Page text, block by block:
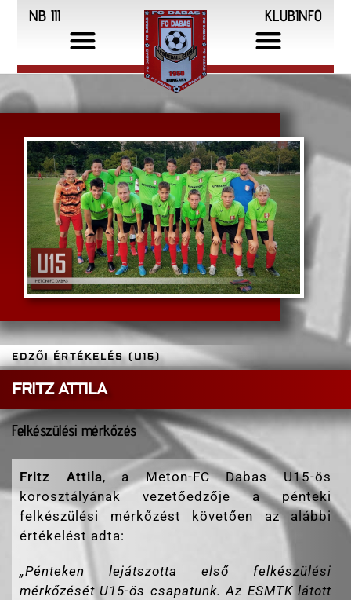
NB III KLUBINFO
EDZŐI ÉRTÉKELÉS (U15)
FRITZ ATTILA
Felkészülési mérkőzés
Fritz Attila, a Meton-FC Dabas U15-ös
korosztályának vezetőedzője a pénteki
felkészülési mérkőzést követően az alábbi
értékelést adta:
„Pénteken lejátszotta első felkészülési
mérkőzését U15-ös csapatunk. Az ESMTK látott